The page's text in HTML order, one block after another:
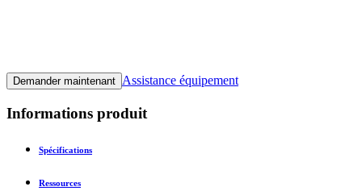
Demander maintenant Assistance équipement
Informations produit
Spécifications
Ressources